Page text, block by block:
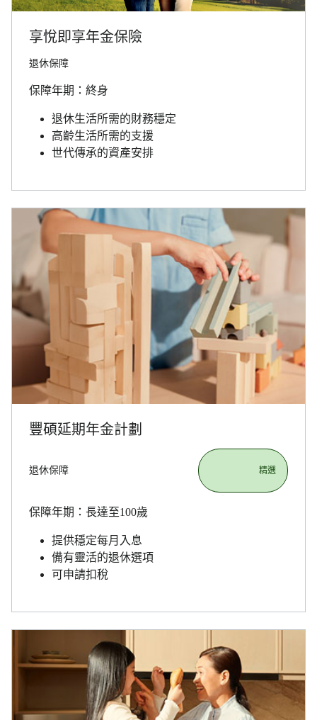
享悅即享年金保險
退休保障
保障年期：終身
退休生活所需的財務穩定
高齡生活所需的支援
世代傳承的資產安排
豐碩延期年金計劃
退休保障
保障年期：長達至100歲
提供穩定每月入息
備有靈活的退休選項
可申請扣稅